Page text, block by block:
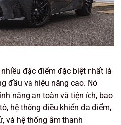
đặc điểm đặc biệt nhất là
đầu và hiệu năng cao. Nó
năng an toàn và tiện ích, bao
hệ thống điều khiển đa điểm,
và hệ thống âm thanh